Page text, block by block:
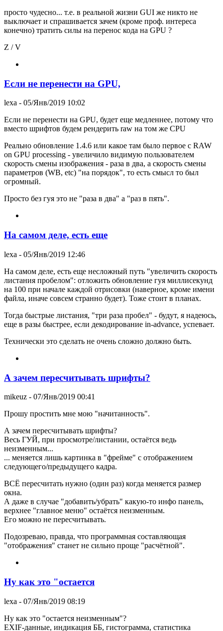
просто чудесно... т.е. в реальной жизни GUI же никто не
выключает и спрашивается зачем (кроме проф. интереса
конечно) тратить силы на перенос кода на GPU ?
Z / V
Если не перенести на GPU,
lexa - 05/Янв/2019 10:02
Если не перенести на GPU, будет еще медленнее, потому что
вместо шрифтов будем рендерить raw на том же CPU
Реально обновление 1.4.6 или какое там было первое с RAW
on GPU processing - увеличило видимую пользователем
скорость смены изображения - раза в два, а скорость смены
параметров (WB, etc) "на порядок", то есть смысл то был
огромный.
Просто без гуя это не "раза в два" а "раз в пять".
На самом деле, есть еще
lexa - 05/Янв/2019 12:46
На самом деле, есть еще несложный путь "увеличить скорость
листания пробелом": отложить обновление гуя миллисекунд
на 100 при начале каждой отрисовки (наверное, кроме имени
файла, иначе совсем странно будет). Тоже стоит в планах.
Тогда быстрые листания, "три раза пробел" - будут, я надеюсь,
еще в разы быстрее, если декодирование in-advance, успевает.
Технически это сделать не очень сложно должно быть.
А зачем пересчитывать шрифты?
mikeuz - 07/Янв/2019 00:41
Прошу простить мне мою "начитанность".
А зачем пересчитывать шрифты?
Весь ГУЙ, при просмотре/листании, остаётся ведь
неизменным...
... меняется лишь картинка в "фрейме" с отображением
следующего/предыдущего кадра.
ВСЁ пересчитать нужно (один раз) когда меняется размер
окна.
А даже в случае "добавить/убрать" какую-то инфо панель,
верхнее "главное меню" остаётся неизменным.
Его можно не пересчитывать.
Подозреваю, правда, что программная составляющая
"отображения" станет не сильно проще "расчётной".
Ну как это "остается
lexa - 07/Янв/2019 08:19
Ну как это "остается неизменным"?
EXIF-данные, индикация ББ, гистограмма, статистика